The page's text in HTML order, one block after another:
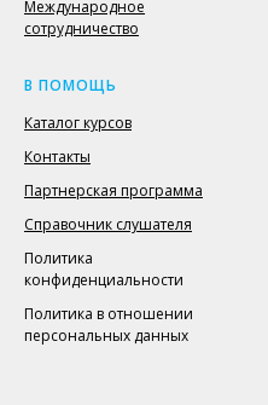
Международное
сотрудничество
В ПОМОЩЬ
Каталог курсов
Контакты
Партнерская программа
Справочник слушателя
Политика
конфиденциальности
Политика в отношении
персональных данных